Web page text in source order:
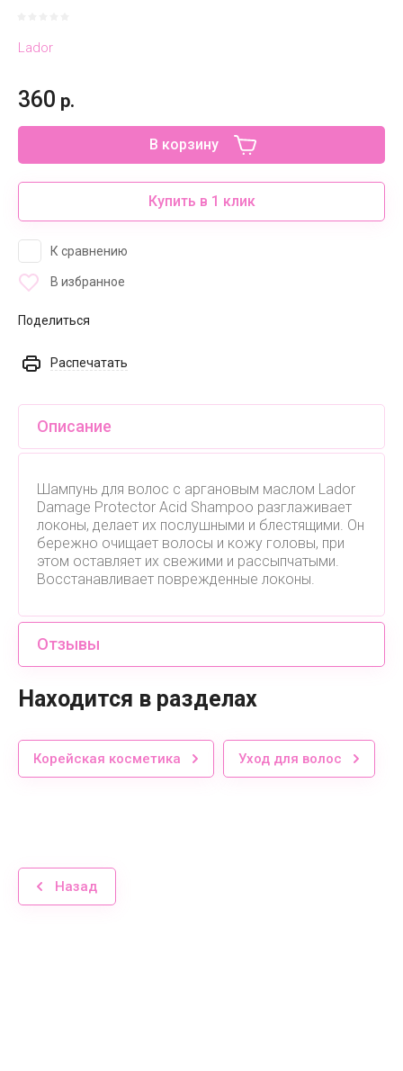
Lador
360 р.
В корзину
Купить в 1 клик
К сравнению
В избранное
Поделиться
Распечатать
Описание
Шампунь для волос с аргановым маслом Lador
Damage Protector Acid Shampoo разглаживает
локоны, делает их послушными и блестящими. Он
бережно очищает волосы и кожу головы, при
этом оставляет их свежими и рассыпчатыми.
Восстанавливает поврежденные локоны.
Отзывы
Находится в разделах
Корейская косметика Уход для волос
Назад